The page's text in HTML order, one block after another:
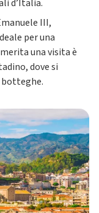
d’Italia.
III,
per una
una visita è
dove si